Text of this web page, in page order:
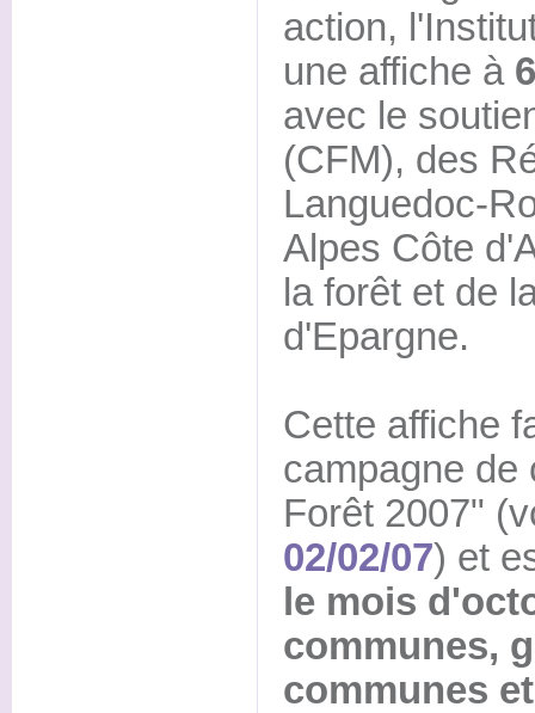
action,
une affiche à
avec le
(CFM), des
Languedoc-
Alpes Côte
la forêt et de
d'Epargne.
Cette affiche
campagne de
Forêt 2007"
02/02/07) et
le mois
communes,
communes